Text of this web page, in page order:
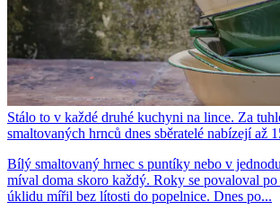
Stálo to v každé druhé kuchyni na lince. Za
smaltovaných hrnců dnes sběratelé nabízejí až
Bílý smaltovaný hrnec s puntíky nebo v
míval doma skoro každý. Roky se povaloval
úklidu mířil bez lítosti do popelnice. Dnes po...